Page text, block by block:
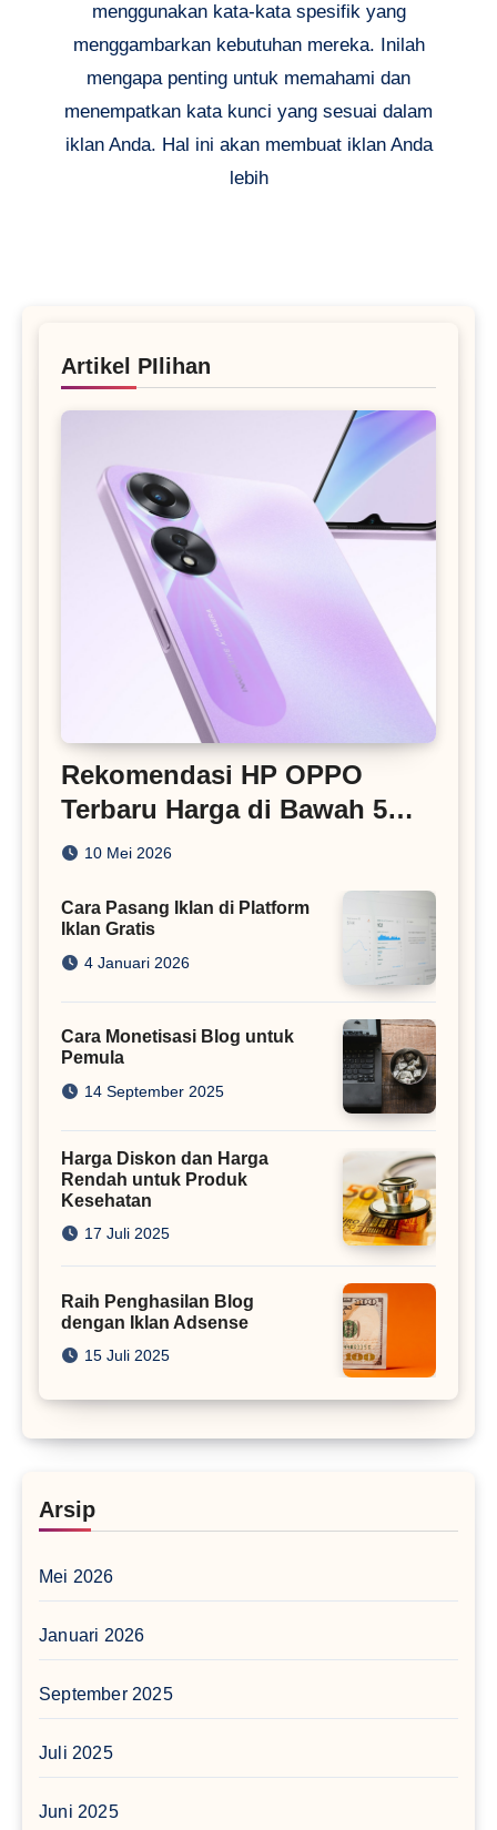
menggunakan kata-kata spesifik yang
menggambarkan kebutuhan mereka. Inilah
mengapa penting untuk memahami dan
menempatkan kata kunci yang sesuai dalam
iklan Anda. Hal ini akan membuat iklan Anda
lebih
Artikel PIlihan
Rekomendasi HP OPPO
Terbaru Harga di Bawah 5
Juta
10 Mei 2026
Cara Pasang Iklan di Platform
Iklan Gratis
4 Januari 2026
Cara Monetisasi Blog untuk
Pemula
14 September 2025
Harga Diskon dan Harga
Rendah untuk Produk
Kesehatan
17 Juli 2025
Raih Penghasilan Blog
dengan Iklan Adsense
15 Juli 2025
Arsip
Mei 2026
Januari 2026
September 2025
Juli 2025
Juni 2025